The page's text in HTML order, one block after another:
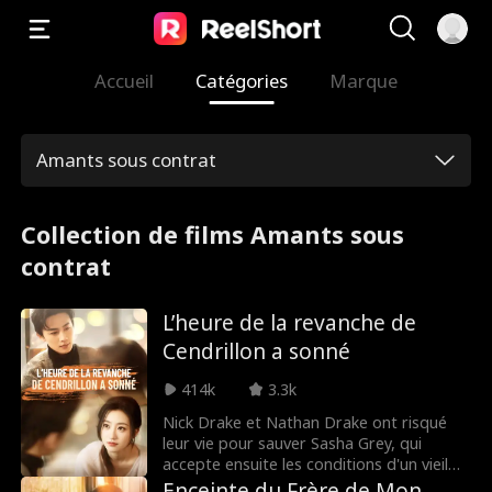
Accueil Catégories Marque
Amants sous contrat
Collection de films Amants sous
contrat
L’heure de la revanche de
Cendrillon a sonné
414k
3.3k
Nick Drake et Nathan Drake ont risqué
leur vie pour sauver Sasha Grey, qui
accepte ensuite les conditions d'un vieil
homme mystérieux pour devenir